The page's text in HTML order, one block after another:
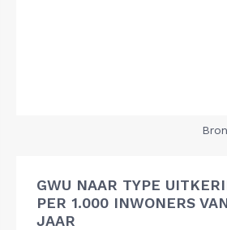
GWU NAAR TYPE
PER 1.000 INWONERS
JAAR